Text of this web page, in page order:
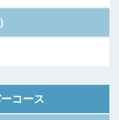
コース